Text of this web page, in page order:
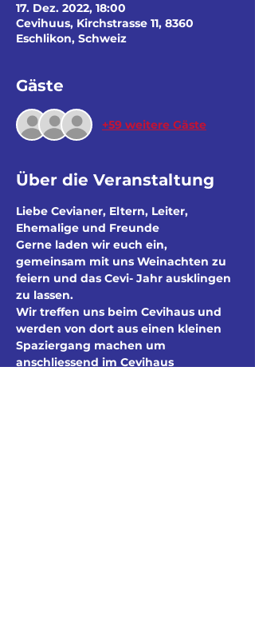
17. Dez. 2022, 18:00
Cevihuus, Kirchstrasse 11, 8360
Eschlikon, Schweiz
Gäste
+59 weitere Gäste
Über die Veranstaltung
Liebe Cevianer, Eltern, Leiter,
Ehemalige und Freunde
Gerne laden wir euch ein,
gemeinsam mit uns Weinachten zu
feiern und das Cevi- Jahr ausklingen
zu lassen.
Wir treffen uns beim Cevihaus und
werden von dort aus einen kleinen
Spaziergang machen um
anschliessend im Cevihaus